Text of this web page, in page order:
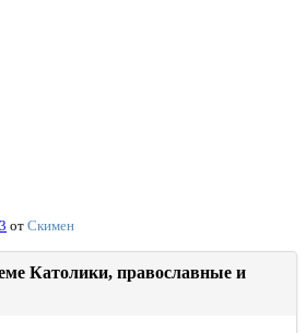
от Скимен
Католики, православные и